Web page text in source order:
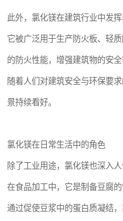
此外，氯化镁在建筑行业中发挥
它被广泛用于生产防火板、轻
的防火性能，增强建筑物的安全
随着人们对建筑安全与环保要
景持续看好。
氯化镁在日常生活中的角色
除了工业用途，氯化镁也深入人
在食品加工中，它是制备豆腐的
通过促使豆浆中的蛋白质凝结